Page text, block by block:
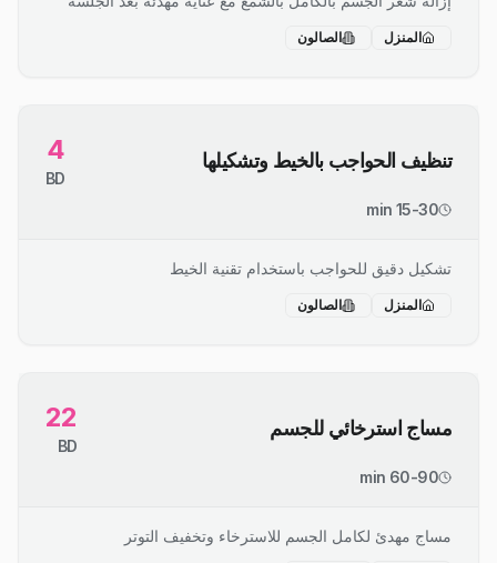
المنزل الصالون
تنظيف الحواجب بالخيط وتشكيلها 4
BD
15-30 min
تشكيل دقيق للحواجب باستخدام تقنية الخيط
المنزل الصالون
مساج استرخائي للجسم 22
BD
60-90 min
مساج مهدئ لكامل الجسم للاسترخاء وتخفيف التوتر